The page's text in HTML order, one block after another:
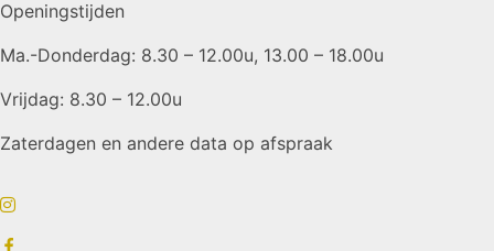
Openingstijden
Ma.-Donderdag: 8.30 – 12.00u, 13.00 – 18.00u
Vrijdag: 8.30 – 12.00u
Zaterdagen en andere data op afspraak